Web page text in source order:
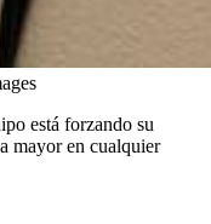
está forzando su
mayor en cualquier